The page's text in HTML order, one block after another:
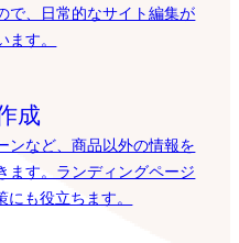
で、日常的なサイト編集が
ます。
成
ンなど、商品以外の情報を
ます。ランディングページ
も役立ちます。